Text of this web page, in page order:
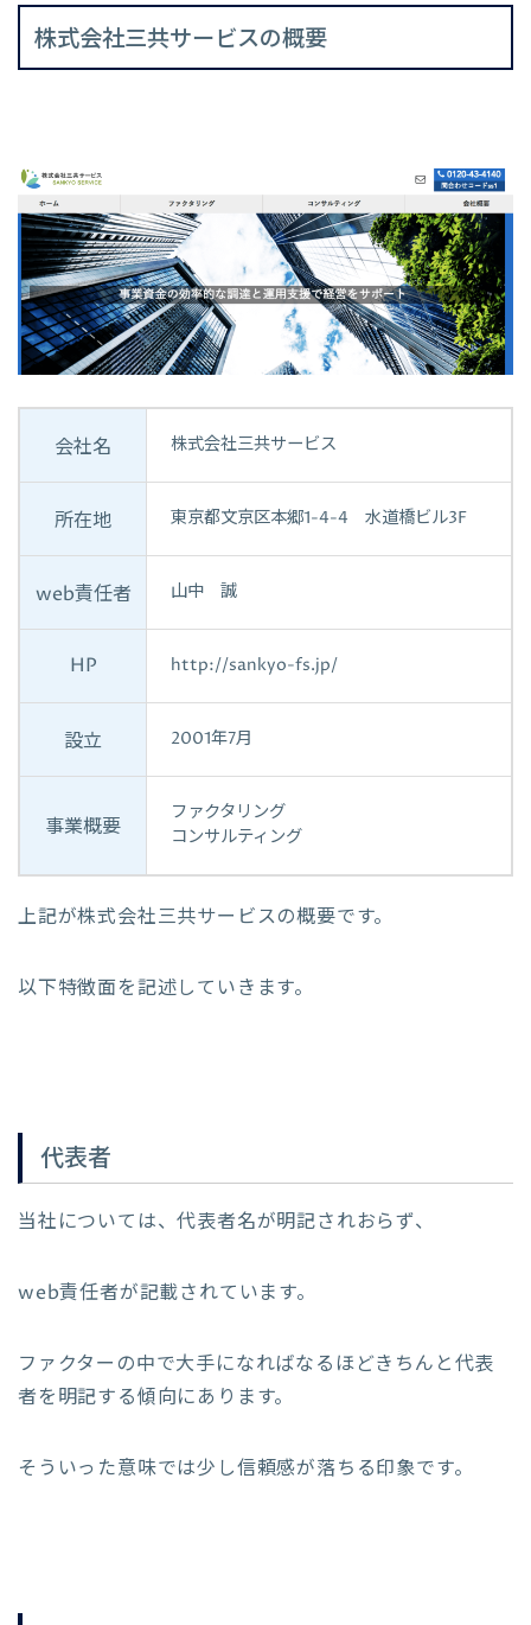
株式会社三共サービスの概要
会社名 株式会社三共サービス
所在地 東京都文京区本郷1-4-4 水道橋ビル3F
web責任者 山中 誠
HP http://sankyo-fs.jp/
設立 2001年7月
事業概要
ファクタリング
コンサルティング
上記が株式会社三共サービスの概要です。
以下特徴面を記述していきます。
代表者
当社については、代表者名が明記されおらず、
web責任者が記載されています。
ファクターの中で大手になればなるほどきちんと代表
者を明記する傾向にあります。
そういった意味では少し信頼感が落ちる印象です。